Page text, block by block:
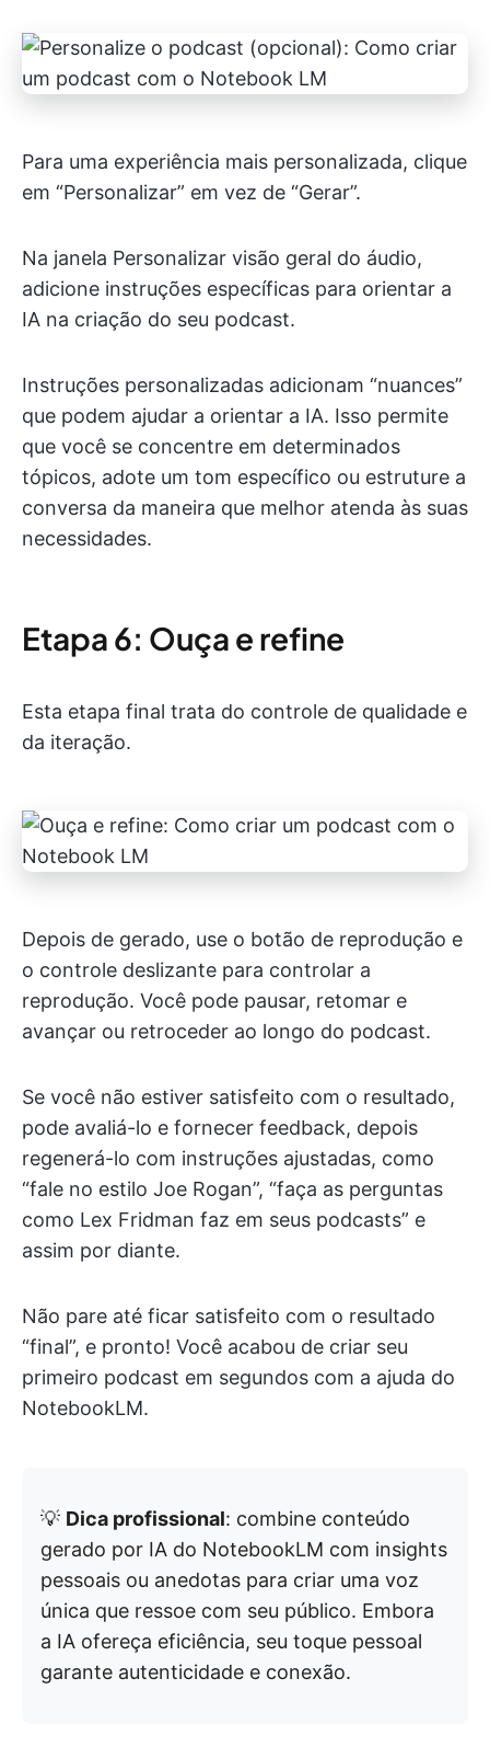
Para uma experiência mais personalizada, clique
em “Personalizar” em vez de “Gerar”.
Na janela Personalizar visão geral do áudio,
adicione instruções específicas para orientar a
IA na criação do seu podcast.
Instruções personalizadas adicionam “nuances”
que podem ajudar a orientar a IA. Isso permite
que você se concentre em determinados
tópicos, adote um tom específico ou estruture a
conversa da maneira que melhor atenda às suas
necessidades.
Etapa 6: Ouça e refine
Esta etapa final trata do controle de qualidade e
da iteração.
Depois de gerado, use o botão de reprodução e
o controle deslizante para controlar a
reprodução. Você pode pausar, retomar e
avançar ou retroceder ao longo do podcast.
Se você não estiver satisfeito com o resultado,
pode avaliá-lo e fornecer feedback, depois
regenerá-lo com instruções ajustadas, como
“fale no estilo Joe Rogan”, “faça as perguntas
como Lex Fridman faz em seus podcasts” e
assim por diante.
Não pare até ficar satisfeito com o resultado
“final”, e pronto! Você acabou de criar seu
primeiro podcast em segundos com a ajuda do
NotebookLM.
💡 Dica profissional: combine conteúdo
gerado por IA do NotebookLM com insights
pessoais ou anedotas para criar uma voz
única que ressoe com seu público. Embora
a IA ofereça eficiência, seu toque pessoal
garante autenticidade e conexão.